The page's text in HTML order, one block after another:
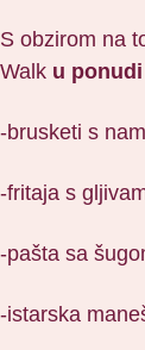
S obzirom na
Walk u
-brusketi s
-fritaja s
-pašta sa
-istarska